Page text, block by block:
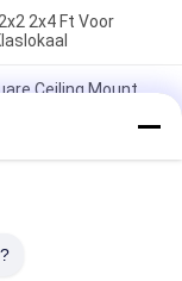
2x4 Ft Voor
Ceiling Mount